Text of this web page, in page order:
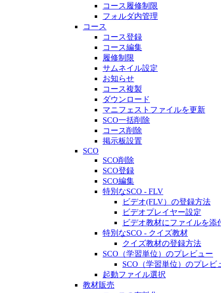
コース履修制限
フォルダ内管理
コース
コース登録
コース編集
履修制限
サムネイル設定
お知らせ
コース複製
ダウンロード
マニフェストファイルを更新
SCO一括削除
コース削除
掲示板設置
SCO
SCO削除
SCO登録
SCO編集
特別なSCO - FLV
ビデオ(FLV）の登録方法
ビデオプレイヤー設定
ビデオ教材にファイルを添
特別なSCO - クイズ教材
クイズ教材の登録方法
SCO（学習単位）のプレビュー
SCO（学習単位）のプレビ
起動ファイル選択
教材販売